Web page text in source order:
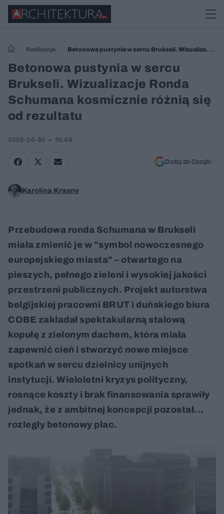
Realizacje
Betonowa pustynia w sercu Brukseli. Wizualizacje
Ronda Schumana kosmicznie różnią się od rezultatu
Betonowa pustynia w sercu
Brukseli. Wizualizacje Ronda
Schumana kosmicznie różnią się
od rezultatu
2026-06-30 15:49
Dodaj do Google
Karolina Krasny
Przebudowa ronda Schumana w Brukseli
miała zmienić je w "symbol nowoczesnego
europejskiego miasta" – otwartego na
pieszych, pełnego zieleni i wysokiej jakości
przestrzeni publicznych. Projekt autorstwa
belgijskiej pracowni BRUT i duńskiego biura
COBE zakładał spektakularną stalową
kopułę z zielonym dachem, która miała
zapewnić cień i stworzyć nowe miejsce
spotkań w sercu dzielnicy unijnych
instytucji. Wieloletni kryzys polityczny,
rosnące koszty i brak finansowania sprawiły
jednak, że z ambitnej koncepcji pozostał...
rozległy betonowy plac.